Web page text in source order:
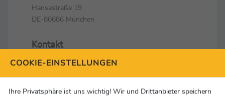
Hansastraße 19
DE-80686 München
Kontakt
Oliver Runschke
COOKIE-EINSTELLUNGEN
Ihre Privatsphäre ist uns wichtig! Wir und Drittanbieter speichern